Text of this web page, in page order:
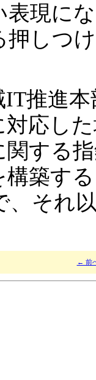
現に
押しつ
推進本
対応し
する
構築す
、それ
← 前